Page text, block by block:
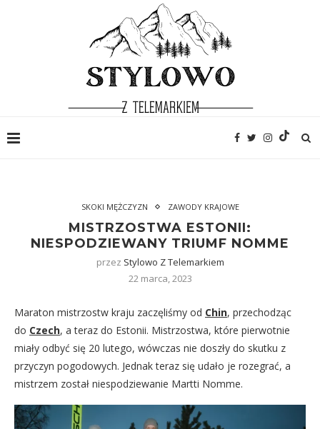
SKOKI MĘŻCZYZN ZAWODY KRAJOWE
MISTRZOSTWA ESTONII:
NIESPODZIEWANY TRIUMF NOMME
przez Stylowo Z Telemarkiem
22 marca, 2023
Maraton mistrzostw kraju zaczęliśmy od Chin, przechodząc
do Czech, a teraz do Estonii. Mistrzostwa, które pierwotnie
miały odbyć się 20 lutego, wówczas nie doszły do skutku z
przyczyn pogodowych. Jednak teraz się udało je rozegrać, a
mistrzem został niespodziewanie Martti Nomme.